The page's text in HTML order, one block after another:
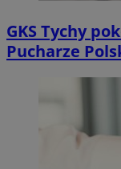
GKS Tychy
Pucharze